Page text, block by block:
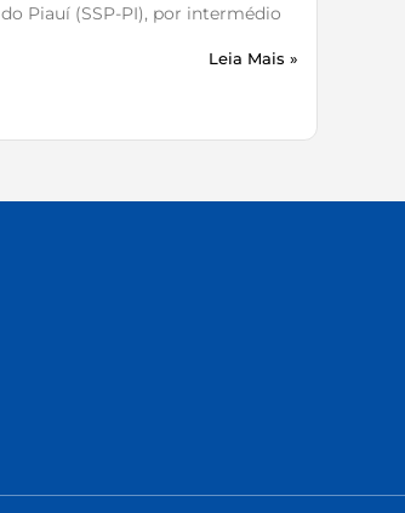
do Piauí (SSP-PI), por intermédio
Leia Mais »